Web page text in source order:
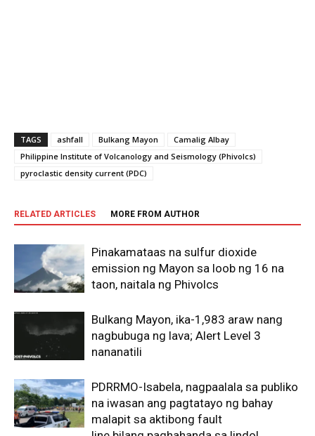
TAGS ashfall Bulkang Mayon
Camalig Albay
Philippine Institute of Volcanology and Seismology (Phivolcs)
pyroclastic density current (PDC)
RELATED ARTICLES MORE FROM AUTHOR
Pinakamataas na sulfur dioxide
emission ng Mayon sa loob ng 16 na
taon, naitala ng Phivolcs
Bulkang Mayon, ika-1,983 araw nang
nagbubuga ng lava; Alert Level 3
nananatili
PDRRMO-Isabela, nagpaalala sa publiko
na iwasan ang pagtatayo ng bahay
malapit sa aktibong fault